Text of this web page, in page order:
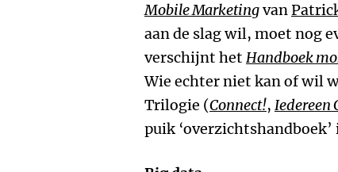
Mobile Marketingvan
aan de slag wil, moet nog
verschijnt het Handboek
Wie echter niet kan of wil
Trilogie (Connect!, Iedereen
puik ‘overzichtshandboek’